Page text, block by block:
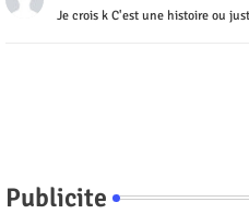
Je crois k C'est une histoire ou
Publicite